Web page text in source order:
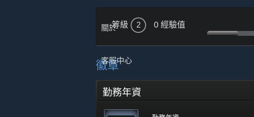
關於
客服中心
等級 2 0 經驗值
徽章
勤務年資